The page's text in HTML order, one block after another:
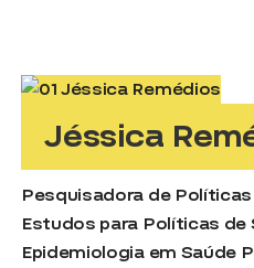
Jéssica
Pesquisadora de
Estudos para Políticas de
Epidemiologia em Saúde